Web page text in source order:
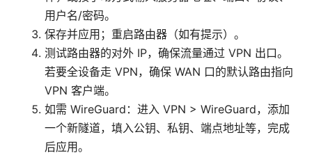
用户名/密码。
保存并应用；重启路由器（如有提示）。
测试路由器的对外 IP，确保流量通过 VPN 出口。
若要全设备走 VPN，确保 WAN 口的默认路由指向
VPN 客户端。
如需 WireGuard：进入 VPN > WireGuard，添加
一个新隧道，填入公钥、私钥、端点地址等，完成
后应用。